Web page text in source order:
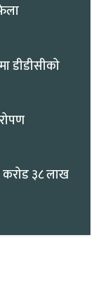
डीडीसीको
करोड ३८ लाख